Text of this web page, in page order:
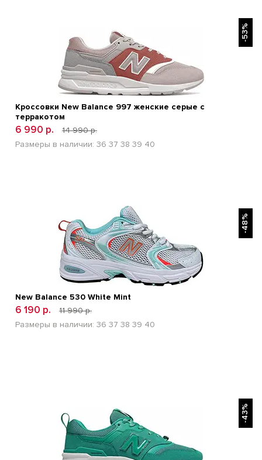
-53%
Кроссовки New Balance 997 женские серые с
терракотом
6 990 р.
14 990 р.
Размеры в наличии: 36 37 38 39 40
БЫСТРЫЙ ПРОСМОТР
-48%
New Balance 530 White Mint
6 190 р.
11 990 р.
Размеры в наличии: 36 37 38 39 40
-43%